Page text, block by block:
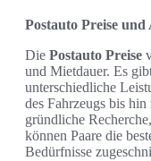
Postauto Preise und
Die Postauto Preise
und Mietdauer. Es
unterschiedliche
des Fahrzeugs bis
gründliche
können Paare die
Bedürfnisse